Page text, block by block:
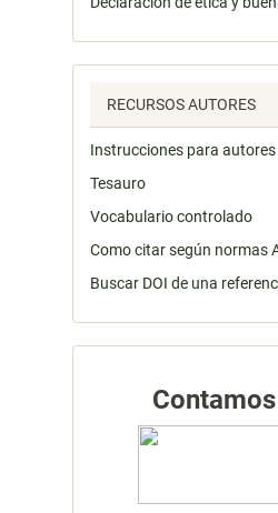
RECURSOS AUTORES
Instrucciones para autores
Tesauro
Vocabulario controlado
Como citar según normas
Buscar DOI de una